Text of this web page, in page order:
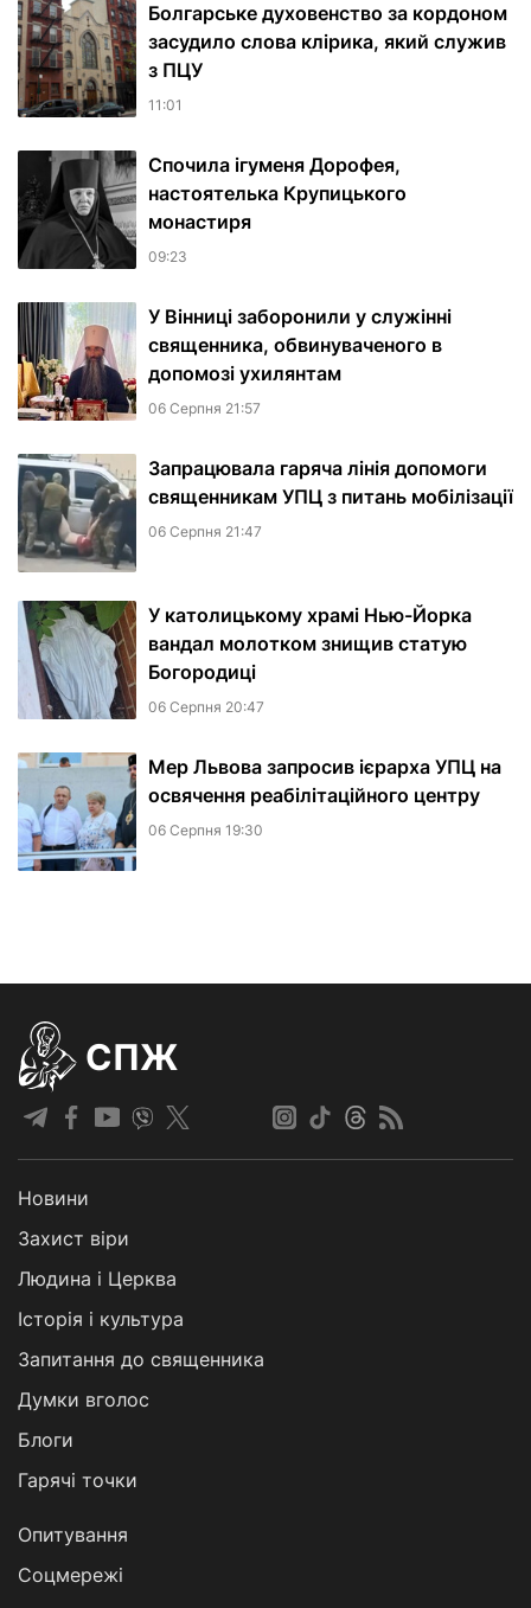
Болгарське духовенство за кордоном
засудило слова клірика, який служив
з ПЦУ
11:01
Спочила ігуменя Дорофея,
настоятелька Крупицького
монастиря
09:23
У Вінниці заборонили у служінні
священника, обвинуваченого в
допомозі ухилянтам
06 Серпня 21:57
Запрацювала гаряча лінія допомоги
священникам УПЦ з питань мобілізації
06 Серпня 21:47
У католицькому храмі Нью-Йорка
вандал молотком знищив статую
Богородиці
06 Серпня 20:47
Мер Львова запросив ієрарха УПЦ на
освячення реабілітаційного центру
06 Серпня 19:30
СПЖ
Новини
Захист віри
Людина і Церква
Історія і культура
Запитання до священника
Думки вголос
Блоги
Гарячі точки
Опитування
Соцмережі